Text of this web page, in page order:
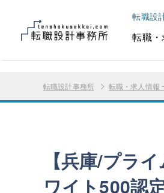
転職設
転職
転職設計事務所 転職・求人情報
【兵庫/プラ
ワイト500認